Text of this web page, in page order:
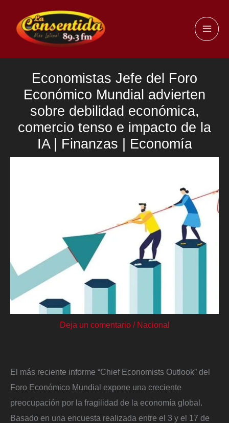
contenido
Economistas Jefe del Foro
Económico Mundial advierten
sobre debilidad económica,
comercio tenso e impacto de la
IA | Finanzas | Economía
Deja un comentario / Nacional
El más reciente informe “Chief Economists Outlook” del
Foro Económico Mundial expone una creciente
preocupación por la fragilidad de la economía global.
Basado en una encuesta realizada entre el 3 y el 17 de